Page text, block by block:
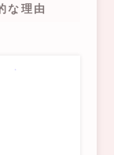
な理由